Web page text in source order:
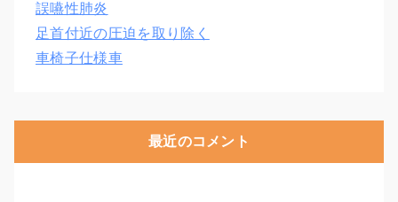
誤嚥性肺炎
足首付近の圧迫を取り除く
車椅子仕様車
最近のコメント